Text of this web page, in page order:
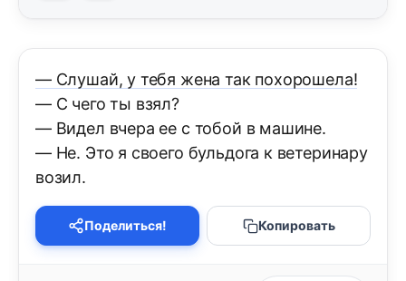
— Слушай, у тебя жена так похорошела!
— С чего ты взял?
— Видел вчера ее с тобой в машине.
— Не. Это я своего бульдога к ветеринару
возил.
Поделиться! Копировать